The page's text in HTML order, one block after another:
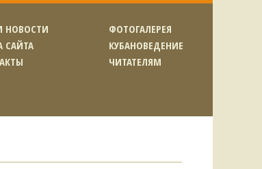
НОВОСТИ
САЙТА
ФОТОГАЛЕРЕЯ
КУБАНОВЕДЕНИЕ
ЧИТАТЕЛЯМ